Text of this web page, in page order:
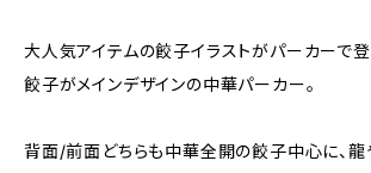
大人気アイテムの餃子イラストがパーカーで登
餃子がメインデザインの中華パーカー。
背面/前面どちらも中華全開の餃子中心に、龍